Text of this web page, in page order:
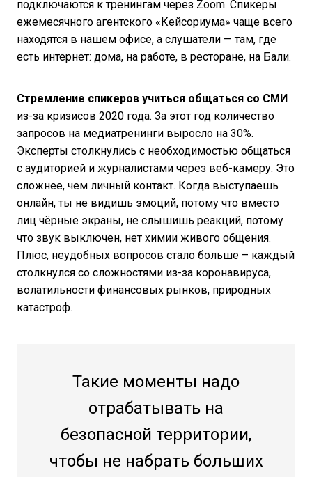
подключаются к тренингам через Zoom. Спикеры
ежемесячного агентского «‎Кейсориума» чаще всего
находятся в нашем офисе, а слушатели — там, где
есть интернет: дома, на работе, в ресторане, на Бали.
Стремление спикеров учиться общаться со СМИ
из-за кризисов 2020 года. За этот год количество
запросов на медиатренинги выросло на 30%.
Эксперты столкнулись с необходимостью общаться
с аудиторией и журналистами через веб-камеру. Это
сложнее, чем личный контакт. Когда выступаешь
онлайн, ты не видишь эмоций, потому что вместо
лиц чёрные экраны, не слышишь реакций, потому
что звук выключен, нет химии живого общения.
Плюс, неудобных вопросов стало больше – каждый
столкнулся со сложностями из-за коронавируса,
волатильности финансовых рынков, природных
катастроф.
Такие моменты надо
отрабатывать на
безопасной территории,
чтобы не набрать больших